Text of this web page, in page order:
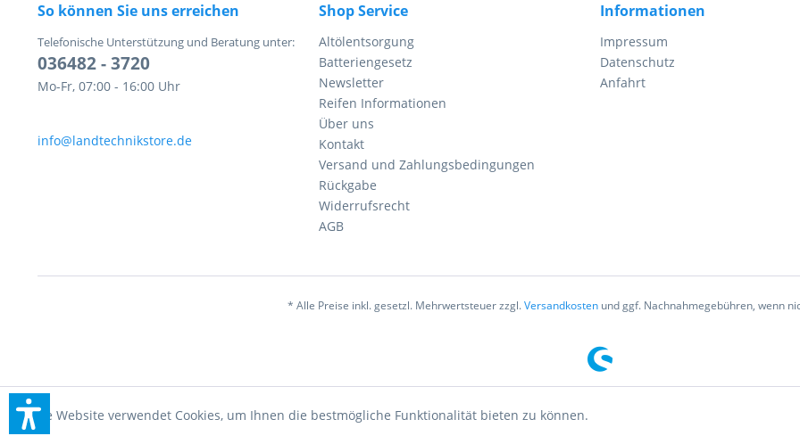
So können Sie uns erreichen
Telefonische Unterstützung und Beratung unter:
036482 - 3720
Mo-Fr, 07:00 - 16:00 Uhr
info@landtechnikstore.de
Shop Service
Altölentsorgung
Batteriengesetz
Newsletter
Reifen Informationen
Über uns
Kontakt
Versand und Zahlungsbedingungen
Rückgabe
Widerrufsrecht
AGB
Informationen
Impressum
Datenschutz
Anfahrt
* Alle Preise inkl. gesetzl. Mehrwertsteuer zzgl.Versandkostenund ggf. Nachnahmegebühren, wenn
Diese Website verwendet Cookies, um Ihnen die bestmögliche Funktionalität bieten zu können.